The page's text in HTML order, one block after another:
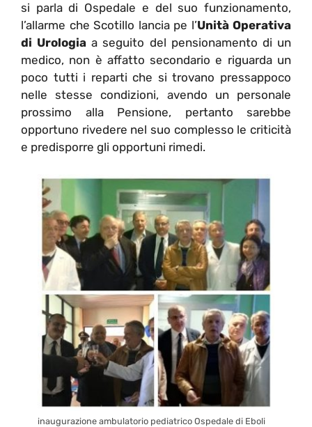
si parla di Ospedale e del suo funzionamento,
l’allarme che Scotillo lancia pe l’Unità Operativa
di Urologia a seguito del pensionamento di un
medico, non è affatto secondario e riguarda un
poco tutti i reparti che si trovano pressappoco
nelle stesse condizioni, avendo un personale
prossimo alla Pensione, pertanto sarebbe
opportuno rivedere nel suo complesso le criticità
e predisporre gli opportuni rimedi.
inaugurazione ambulatorio pediatrico Ospedale di Eboli